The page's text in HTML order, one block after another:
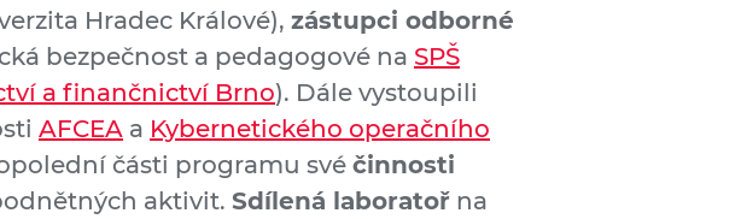
Hradec Králové), zástupci odborné
bezpečnost a pedagogové na SPŠ
a finančnictví Brno). Dále vystoupili
AFCEA a Kybernetického operačního
části programu své činnosti
aktivit. Sdílená laboratoř na